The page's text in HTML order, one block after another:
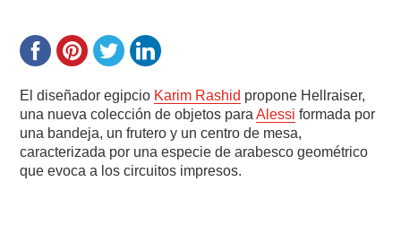
El diseñador egipcio Karim Rashid propone Hellraiser,
una nueva colección de objetos paraAlessi formada por
una bandeja, un frutero y un centro de mesa,
caracterizada por una especie de arabesco geométrico
que evoca a los circuitos impresos.